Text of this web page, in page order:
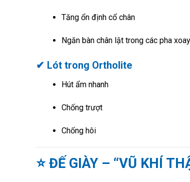
Tăng ổn định cổ chân
Ngăn bàn chân lật trong các pha
✔ Lót trong Ortholite
Hút ẩm nhanh
Chống trượt
Chống hôi
⭐ ĐẾ GIÀY – “VŨ KHÍ